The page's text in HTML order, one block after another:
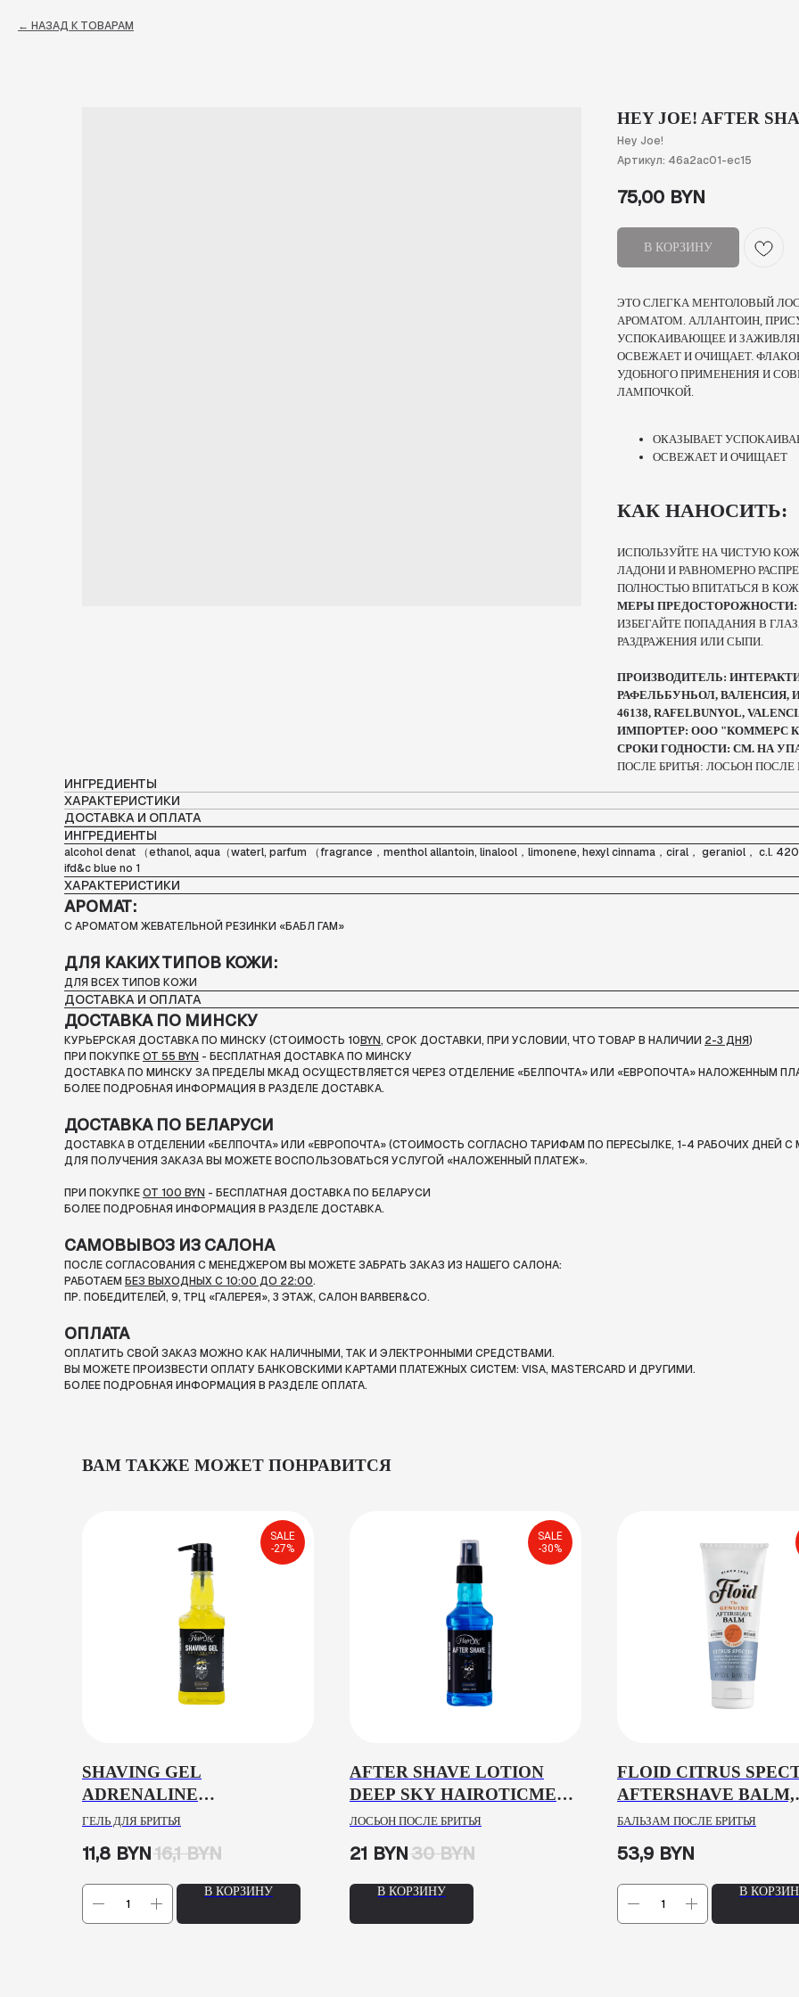
НАЗАД К ТОВАРАМ
HEY JOE! AFTER
Hey Joe!
Артикул: 46a2ac01-ec15
75,00 BYN
В КОРЗИНУ
ЭТО СЛЕГКА МЕНТОЛОВЫЙ
АРОМАТОМ. АЛЛАНТОИН,
УСПОКАИВАЮЩЕЕ И
ОСВЕЖАЕТ И ОЧИЩАЕТ.
УДОБНОГО ПРИМЕНЕНИЯ И
ЛАМПОЧКОЙ.
ОКАЗЫВАЕТ
ОСВЕЖАЕТ И ОЧИЩАЕТ
КАК НАНОСИТЬ:
ИСПОЛЬЗУЙТЕ НА ЧИСТУЮ
ЛАДОНИ И РАВНОМЕРНО
ПОЛНОСТЬЮ ВПИТАТЬСЯ В
МЕРЫ ПРЕДОСТОРОЖНОСТИ:
ИЗБЕГАЙТЕ ПОПАДАНИЯ В
РАЗДРАЖЕНИЯ ИЛИ СЫПИ.
ПРОИЗВОДИТЕЛЬ:
РАФЕЛЬБУНЬОЛ, ВАЛЕНСИЯ,
46138, RAFELBUNYOL,
ИМПОРТЕР: ООО "КОММЕРС
СРОКИ ГОДНОСТИ: СМ. НА
ПОСЛЕ БРИТЬЯ: ЛОСЬОН ПОСЛЕ
ИНГРЕДИЕНТЫ
ХАРАКТЕРИСТИКИ
ДОСТАВКА И ОПЛАТА
ИНГРЕДИЕНТЫ
alcohol denat （ethanol, aqua（waterl, parfum （fragrance，menthol allantoin, linalool，limonene, hexyl cinnama，ciral， geraniol， c.l.
ifd&c blue no 1
ХАРАКТЕРИСТИКИ
АРОМАТ:
С АРОМАТОМ ЖЕВАТЕЛЬНОЙ РЕЗИНКИ «БАБЛ ГАМ»
ДЛЯ КАКИХ ТИПОВ КОЖИ:
ДЛЯ ВСЕХ ТИПОВ КОЖИ
ДОСТАВКА И ОПЛАТА
ДОСТАВКА ПО МИНСКУ
КУРЬЕРСКАЯ ДОСТАВКА ПО МИНСКУ (СТОИМОСТЬ 10BYN, СРОК ДОСТАВКИ, ПРИ УСЛОВИИ, ЧТО ТОВАР В НАЛИЧИИ 2-3 ДНЯ)
ПРИ ПОКУПКЕОТ 55 BYN - БЕСПЛАТНАЯ ДОСТАВКА ПО МИНСКУ
ДОСТАВКА ПО МИНСКУ ЗА ПРЕДЕЛЫ МКАД ОСУЩЕСТВЛЯЕТСЯ ЧЕРЕЗ ОТДЕЛЕНИЕ «БЕЛПОЧТА»ИЛИ «ЕВРОПОЧТА» НАЛОЖЕННЫМ
БОЛЕЕ ПОДРОБНАЯ ИНФОРМАЦИЯ В РАЗДЕЛЕ ДОСТАВКА.
ДОСТАВКА ПО БЕЛАРУСИ
ДОСТАВКА В ОТДЕЛЕНИИ «БЕЛПОЧТА» ИЛИ «ЕВРОПОЧТА» (СТОИМОСТЬ СОГЛАСНО ТАРИФАМ ПО ПЕРЕСЫЛКЕ, 1-4 РАБОЧИХ ДНЕЙ С
ДЛЯ ПОЛУЧЕНИЯ ЗАКАЗА ВЫ МОЖЕТЕ ВОСПОЛЬЗОВАТЬСЯ УСЛУГОЙ «НАЛОЖЕННЫЙ ПЛАТЕЖ».
ПРИ ПОКУПКЕОТ 100 BYN - БЕСПЛАТНАЯ ДОСТАВКА ПО БЕЛАРУСИ
БОЛЕЕ ПОДРОБНАЯ ИНФОРМАЦИЯ В РАЗДЕЛЕ ДОСТАВКА.
САМОВЫВОЗ ИЗ САЛОНА
ПОСЛЕ СОГЛАСОВАНИЯ С МЕНЕДЖЕРОМ ВЫ МОЖЕТЕ ЗАБРАТЬ ЗАКАЗ ИЗ НАШЕГО САЛОНА:
РАБОТАЕМ БЕЗ ВЫХОДНЫХ С 10:00 ДО 22:00.
ПР. ПОБЕДИТЕЛЕЙ, 9, ТРЦ «ГАЛЕРЕЯ», 3 ЭТАЖ, САЛОН BARBER&CO.
ОПЛАТА
ОПЛАТИТЬ СВОЙ ЗАКАЗ МОЖНО КАК НАЛИЧНЫМИ, ТАК И ЭЛЕКТРОННЫМИ СРЕДСТВАМИ.
ВЫ МОЖЕТЕ ПРОИЗВЕСТИ ОПЛАТУ БАНКОВСКИМИ КАРТАМИ ПЛАТЕЖНЫХ СИСТЕМ: VISA, MASTERCARD И ДРУГИМИ.
БОЛЕЕ ПОДРОБНАЯ ИНФОРМАЦИЯ В РАЗДЕЛЕ ОПЛАТА.
ВАМ ТАКЖЕ МОЖЕТ ПОНРАВИТСЯ
SALE
-27%
SHAVING GEL
ADRENALINE
HAIROTICMEN, 500ML
ГЕЛЬ ДЛЯ БРИТЬЯ
11,8 BYN16,1 BYN
В КОРЗИНУ
SALE
-30%
AFTER SHAVE LOTION
DEEP SKY HAIROTICMEN,
175ML
ЛОСЬОН ПОСЛЕ БРИТЬЯ
21 BYN30 BYN
В КОРЗИНУ
FLOID CITRUS
AFTERSHAVE BALM,
100ML
БАЛЬЗАМ ПОСЛЕ БРИТЬЯ
53,9 BYN
В